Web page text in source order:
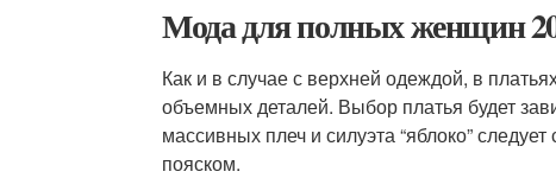
Мода для полных женщин
Как и в случае с верхней одеждой, в
объемных деталей. Выбор платья будет
массивных плеч и силуэта “яблоко”
пояском.